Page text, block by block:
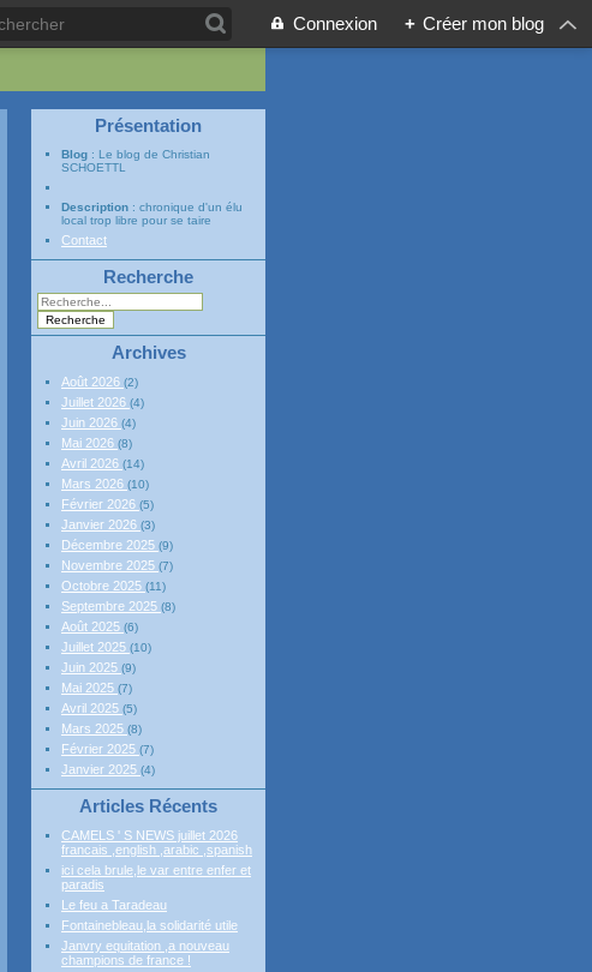
Connexion + Créer mon blog
Présentation
Blog : Le blog de Christian
SCHOETTL
Description : chronique d'un élu
local trop libre pour se taire
Contact
Recherche
Archives
Août 2026 (2)
Juillet 2026 (4)
Juin 2026 (4)
Mai 2026 (8)
Avril 2026 (14)
Mars 2026 (10)
Février 2026 (5)
Janvier 2026 (3)
Décembre 2025 (9)
Novembre 2025 (7)
Octobre 2025 (11)
Septembre 2025 (8)
Août 2025 (6)
Juillet 2025 (10)
Juin 2025 (9)
Mai 2025 (7)
Avril 2025 (5)
Mars 2025 (8)
Février 2025 (7)
Janvier 2025 (4)
Articles Récents
CAMELS ' S NEWS juillet 2026
francais ,english ,arabic ,spanish
ici cela brule,le var entre enfer et
paradis
Le feu a Taradeau
Fontainebleau,la solidarité utile
Janvry equitation ,a nouveau
champions de france !